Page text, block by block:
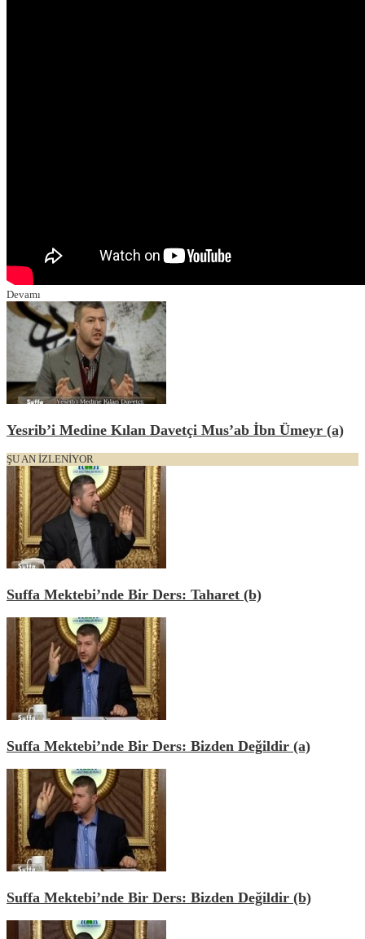
Devamı
Yesrib’i Medine Kılan Davetçi Mus’ab İbn Ümeyr (a)
ŞU AN İZLENİYOR
Suffa Mektebi’nde Bir Ders: Taharet (b)
Suffa Mektebi’nde Bir Ders: Bizden Değildir (a)
Suffa Mektebi’nde Bir Ders: Bizden Değildir (b)